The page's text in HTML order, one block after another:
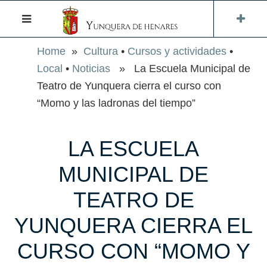
Home » Cultura • Cursos y actividades •
Local • Noticias » La Escuela Municipal de
Teatro de Yunquera cierra el curso con
“Momo y las ladronas del tiempo”
LA ESCUELA
MUNICIPAL DE
TEATRO DE
YUNQUERA CIERRA EL
CURSO CON “MOMO Y